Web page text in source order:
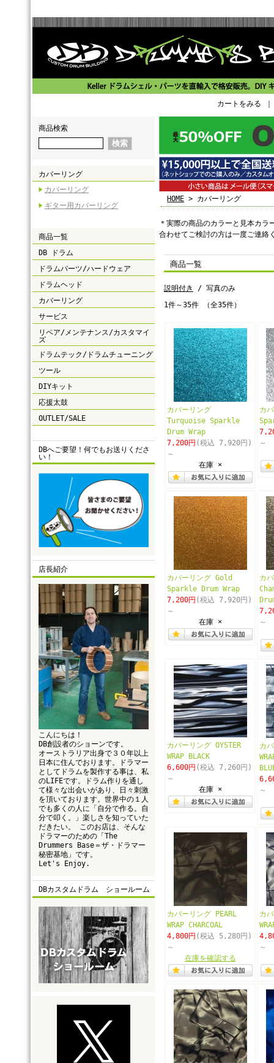
カートをみる
商品検索
カバーリング
カバーリング
ギター用カバーリング
商品一覧
DB ドラム
ドラムパーツ/ハードウェア
ドラムヘッド
カバーリング
サービス
リペア/メンテナンス/カスタマイ
ズ
ドラムテック/ドラムチューニング
ツール
DIYキット
応援太鼓
OUTLET/SALE
DBへご要望！何でもお送りくださ
い！
店長紹介
こんにちは！
DB創設者のショーンです。
オーストラリア出身で３０年以上
日本に住んでおります。ドラマー
としてドラムを製作する事は、私
のLIFEです。ドラム作りを通し
て様々な出会いがあり、日々刺激
を頂いております。世界中の１人
でも多くの人に「自分で作る。自
分で叩く。」楽しさを知っていた
だきたい。 このお店は、そんな
ドラマーのための「The
Drummers Base＝ザ・ドラマー
秘密基地」です。
Let's Enjoy.
DBカスタムドラム ショールーム
HOME > カバーリング
＊実際の商品のカラーと見本カラ
合わせてご検討の方は一度ご連絡
商品一覧
説明付き
/ 写真のみ
1件～35件 （全35件）
カバーリング
Turquoise Sparkle
Drum Wrap
7,200円 (税込 7,920円)
～
在庫 ×
カ
～
カバーリング Gold
Sparkle Drum Wrap
7,200円 (税込 7,920円)
～
在庫 ×
カ
～
カバーリング OYSTER
WRAP BLACK
6,600円 (税込 7,260円)
～
在庫 ×
カ
～
カバーリング PEARL
WRAP CHARCOAL
4,800円 (税込 5,280円)
～
在庫を確認する
カ
～